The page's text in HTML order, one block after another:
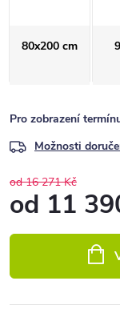
80x200 cm
Pro zobrazení
Možnosti
od 16 271 Kč
od 11